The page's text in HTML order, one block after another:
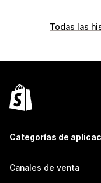
Todas las
Categorías de
Canales de venta